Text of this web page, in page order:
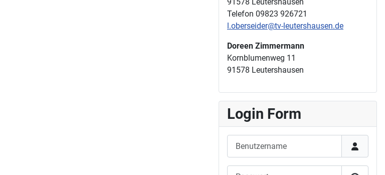
Telefon 09823 926721
l.oberseider@tv-leutershausen.de
Doreen Zimmermann
Kornblumenweg 11
91578 Leutershausen
Login Form